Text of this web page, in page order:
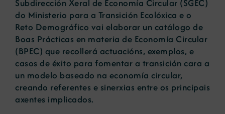
Subdirección Xeral de Economía Circular (SGEC)
do Ministerio para a Transición Ecolóxica e o
Reto Demográfico vai elaborar un catálogo de
Boas Prácticas en materia de Economía Circular
(BPEC) que recollerá actuacións, exemplos, e
casos de éxito para fomentar a transición cara a
un modelo baseado na economía circular,
creando referentes e sinerxias entre os principais
axentes implicados.